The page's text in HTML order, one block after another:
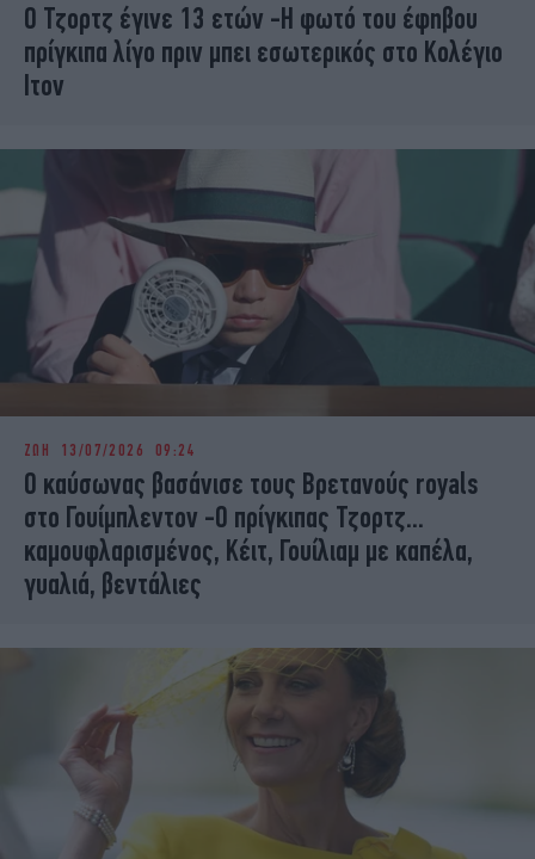
Ο Τζορτζ έγινε 13 ετών -Η φωτό του έφηβου
πρίγκιπα λίγο πριν μπει εσωτερικός στο Κολέγιο
Ιτον
ΖΩΗ 13/07/2026 09:24
Ο καύσωνας βασάνισε τους Βρετανούς royals
στο Γουίμπλεντον -Ο πρίγκιπας Τζορτζ...
καμουφλαρισμένος, Κέιτ, Γουίλιαμ με καπέλα,
γυαλιά, βεντάλιες